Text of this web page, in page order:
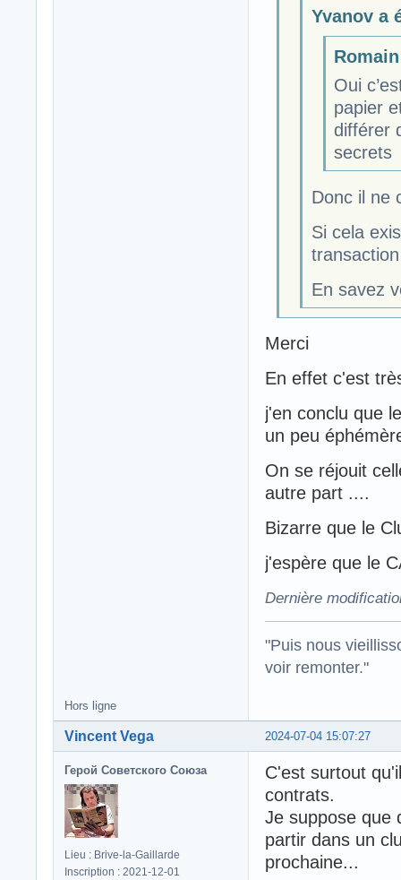
Yvanov a
Oui
papier
différer
secrets
Donc il ne
Si cela
En savez
Merci
En effet c'est
j'en conclu que
un peu
On se réjouit
autre part ....
Bizarre que le
j'espère que le
Dernière
"Puis nous
voir remonter."
Hors ligne
2024-07-04 15:07:27
Vincent Vega
Герой Советского Союза
Lieu : Brive-la-Gaillarde
Inscription : 2021-12-01
C'est surtout
contrats.
Je suppose que
partir dans un
prochaine...